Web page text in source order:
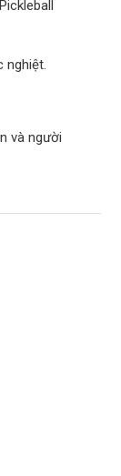
nghiệt.
và người